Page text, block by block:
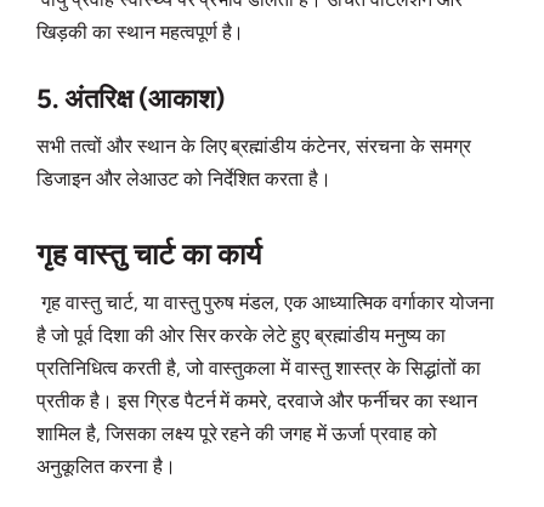
खिड़की का स्थान महत्वपूर्ण है।
5. अंतरिक्ष (आकाश)
सभी तत्वों और स्थान के लिए ब्रह्मांडीय कंटेनर, संरचना के समग्र
डिजाइन और लेआउट को निर्देशित करता है।
गृह वास्तु चार्ट का कार्य
गृह वास्तु चार्ट, या वास्तु पुरुष मंडल, एक आध्यात्मिक वर्गाकार योजना
है जो पूर्व दिशा की ओर सिर करके लेटे हुए ब्रह्मांडीय मनुष्य का
प्रतिनिधित्व करती है, जो वास्तुकला में वास्तु शास्त्र के सिद्धांतों का
प्रतीक है। इस ग्रिड पैटर्न में कमरे, दरवाजे और फर्नीचर का स्थान
शामिल है, जिसका लक्ष्य पूरे रहने की जगह में ऊर्जा प्रवाह को
अनुकूलित करना है।